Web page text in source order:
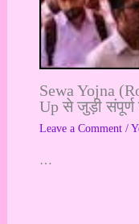
Sewa Yojna
Up से जुड़ी संपूर्ण
Leave a Comment /
…